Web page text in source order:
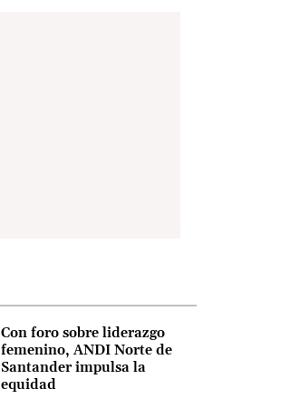
Con foro sobre liderazgo
femenino, ANDI Norte de
Santander impulsa la
equidad